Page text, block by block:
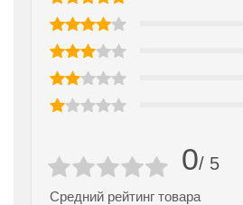
0/ 5
Средний рейтинг товара